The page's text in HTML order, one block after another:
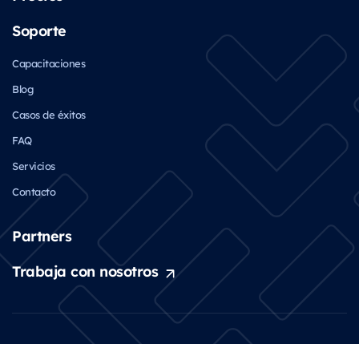
Soporte
Capacitaciones
Blog
Casos de éxitos
FAQ
Servicios
Contacto
Partners
Trabaja con nosotros